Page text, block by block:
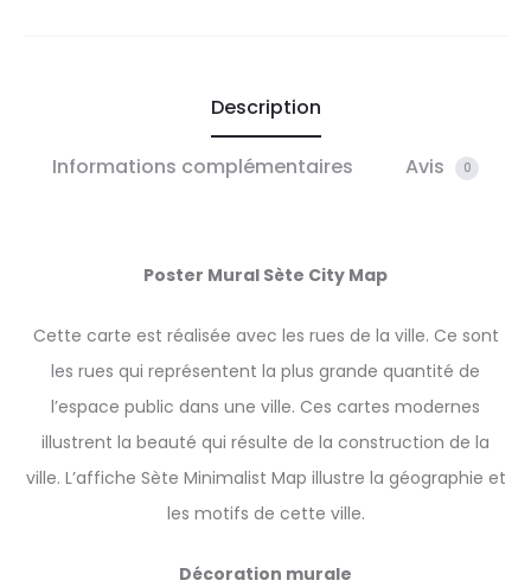
Description
Informations complémentaires Avis 0
Poster Mural Sète City Map
Cette carte est réalisée avec les rues de la ville. Ce sont
les rues qui représentent la plus grande quantité de
l’espace public dans une ville. Ces cartes modernes
illustrent la beauté qui résulte de la construction de la
ville. L’affiche Sète Minimalist Map illustre la géographie et
les motifs de cette ville.
Décoration murale